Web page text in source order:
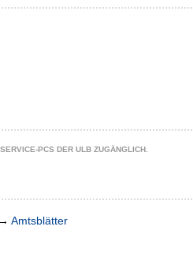
PCS DER ULB ZUGÄNGLICH.
→ Amtsblätter